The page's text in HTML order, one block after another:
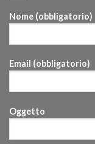
Nome (obbligatorio)
Email (obbligatorio)
Oggetto